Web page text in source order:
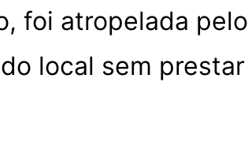
foi atropelada
local sem